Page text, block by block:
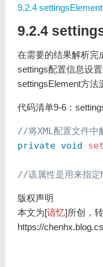
9.2.4
9.2.4
在需要的结果解析完
settings配置信息设置
settingsElement方法
代码清单9-6：
//将XML配置文件
private void
//该属性是用来指
版权声明
本文为[谙忆]所创，
https://